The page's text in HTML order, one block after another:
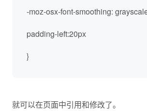
-moz-osx-font-smoothing:
padding-left:20px
}
就可以在页面中引用和修改了。